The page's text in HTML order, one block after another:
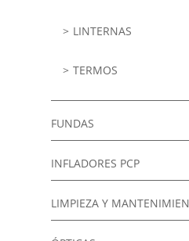
LINTERNAS
TERMOS
FUNDAS
INFLADORES PCP
LIMPIEZA Y